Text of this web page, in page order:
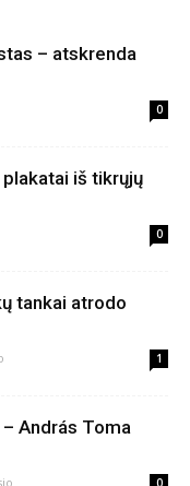
– atskrenda
0
plakatai iš tikrųjų
0
tankai atrodo
1
András Toma
0